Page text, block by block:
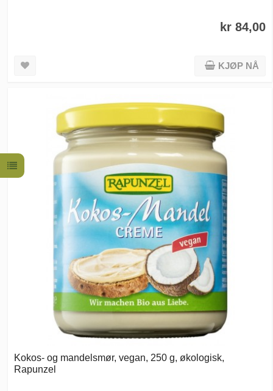
kr 84,00
KJØP NÅ
Kokos- og mandelsmør, vegan, 250 g, økologisk,
Rapunzel